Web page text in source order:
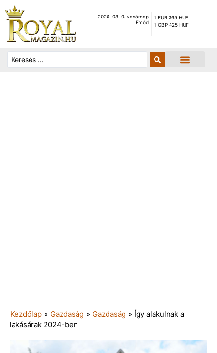
2026. 08. 9. vasárnap
Emőd
1 EUR 365 HUF
1 GBP 425 HUF
Kezdőlap » Gazdaság » Gazdaság » Így alakulnak a
lakásárak 2024-ben